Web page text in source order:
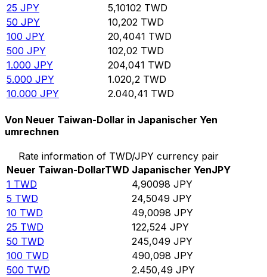
25 JPY 5,10102 TWD
50 JPY 10,202 TWD
100 JPY 20,4041 TWD
500 JPY 102,02 TWD
1.000 JPY 204,041 TWD
5.000 JPY 1.020,2 TWD
10.000 JPY 2.040,41 TWD
Von Neuer Taiwan-Dollar in Japanischer Yen
umrechnen
Rate information of TWD/JPY currency pair
Neuer Taiwan-DollarTWD Japanischer YenJPY
1 TWD 4,90098 JPY
5 TWD 24,5049 JPY
10 TWD 49,0098 JPY
25 TWD 122,524 JPY
50 TWD 245,049 JPY
100 TWD 490,098 JPY
500 TWD 2.450,49 JPY